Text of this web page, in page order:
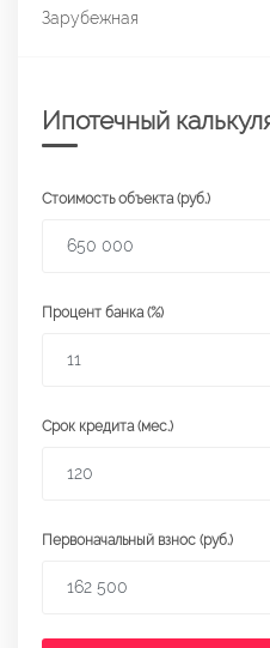
Зарубежная
Ипотечный
Стоимость объекта (руб.)
Процент банка (%)
Срок кредита (мес.)
Первоначальный взнос (руб.)